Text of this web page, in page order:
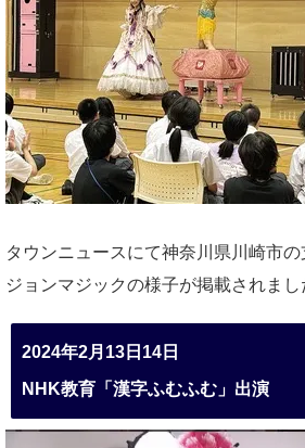
タウンニュースにて神奈川県川崎市
ジョンマジックの様子が掲載されまし
2024年2月13日14日
NHK教育「漢字ふむふむ」出演